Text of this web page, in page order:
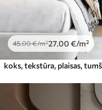
45.00€/m²27 .00 €/m²